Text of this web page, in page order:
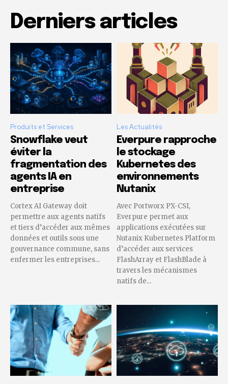
Derniers articles
Produits et Services
Snowflake veut
éviter la
fragmentation des
agents IA en
entreprise
Cortex AI Gateway doit
permettre aux agents natifs
et tiers d’accéder aux mêmes
données et outils sous une
gouvernance commune, sans
enfermer les entreprises...
Les Actualités
Everpure rapproche
le stockage
Kubernetes des
environnements
Nutanix
Avec Portworx PX-CSI,
Everpure permet aux
applications exécutées sur
Nutanix Kubernetes Platform
d’accéder aux services
FlashArray et FlashBlade à
travers les mécanismes
natifs de...